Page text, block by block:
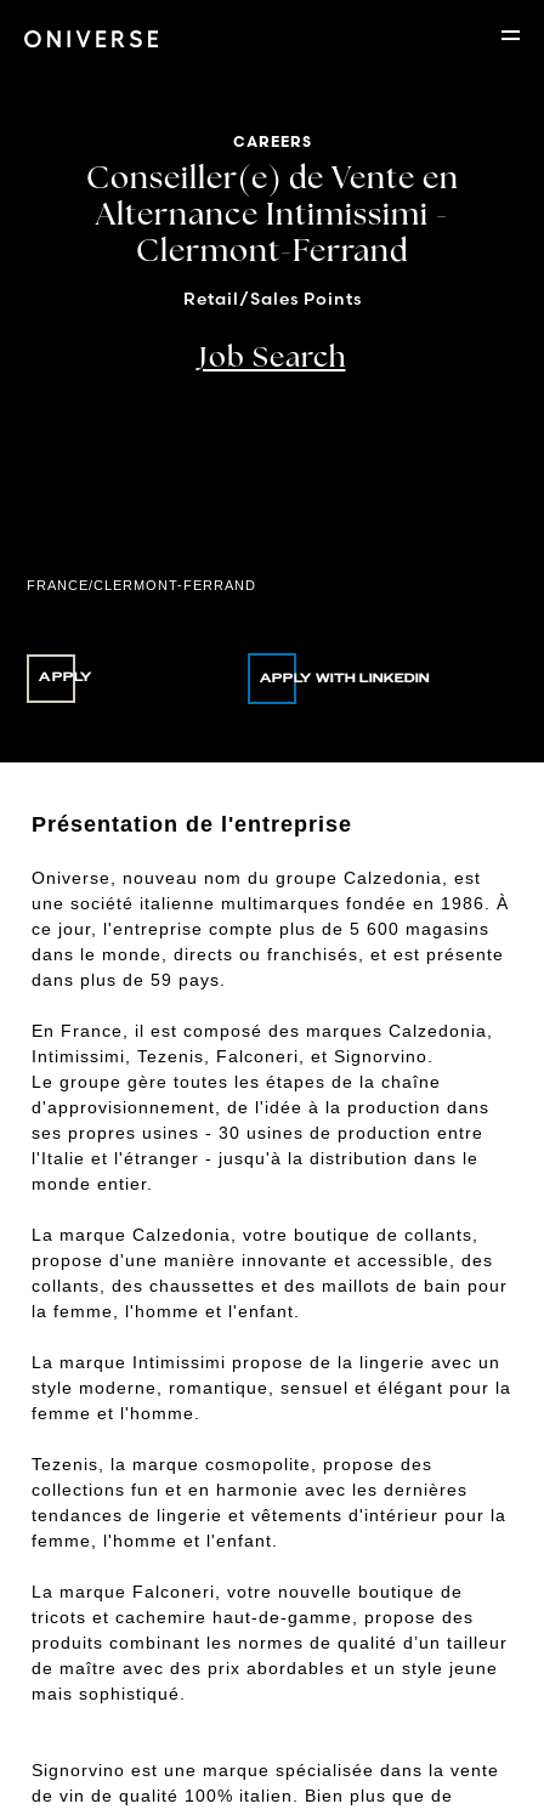
CAREERS
Conseiller(e) de Vente en
Alternance Intimissimi -
Clermont-Ferrand
Retail/Sales Points
Job Search
FRANCE/CLERMONT-FERRAND
APPLY
Présentation de l'entreprise
Oniverse, nouveau nom du groupe Calzedonia, est
une société italienne multimarques fondée en 1986. À
ce jour, l'entreprise compte plus de 5 600 magasins
dans le monde, directs ou franchisés, et est présente
dans plus de 59 pays.
En France, il est composé des marques Calzedonia,
Intimissimi, Tezenis, Falconeri, et Signorvino.
Le groupe gère toutes les étapes de la chaîne
d'approvisionnement, de l'idée à la production dans
ses propres usines - 30 usines de production entre
l'Italie et l'étranger - jusqu'à la distribution dans le
monde entier.
La marque Calzedonia, votre boutique de collants,
propose d'une manière innovante et accessible, des
collants, des chaussettes et des maillots de bain pour
la femme, l'homme et l'enfant.
La marque Intimissimi propose de la lingerie avec un
style moderne, romantique, sensuel et élégant pour la
femme et l'homme.
Tezenis, la marque cosmopolite, propose des
collections fun et en harmonie avec les dernières
tendances de lingerie et vêtements d'intérieur pour la
femme, l'homme et l'enfant.
La marque Falconeri, votre nouvelle boutique de
tricots et cachemire haut-de-gamme, propose des
produits combinant les normes de qualité d’un tailleur
de maître avec des prix abordables et un style jeune
mais sophistiqué.
Signorvino est une marque spécialisée dans la vente
de vin de qualité 100% italien. Bien plus que de